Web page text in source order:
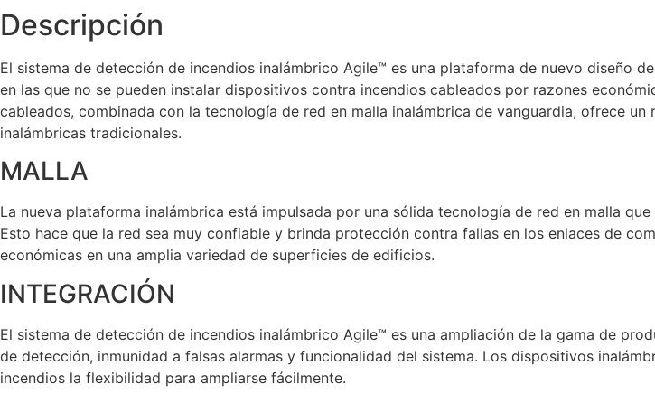
Descripción
El sistema de detección de incendios inalámbrico Agile™ es una plataforma de nuevo diseño
en las que no se pueden instalar dispositivos contra incendios cableados por razones
cableados, combinada con la tecnología de red en malla inalámbrica de vanguardia, ofrece
inalámbricas tradicionales.
MALLA
La nueva plataforma inalámbrica está impulsada por una sólida tecnología de red en malla
Esto hace que la red sea muy confiable y brinda protección contra fallas en los enlaces de
económicas en una amplia variedad de superficies de edificios.
INTEGRACIÓN
El sistema de detección de incendios inalámbrico Agile™ es una ampliación de la gama de
de detección, inmunidad a falsas alarmas y funcionalidad del sistema. Los dispositivos
incendios la flexibilidad para ampliarse fácilmente.